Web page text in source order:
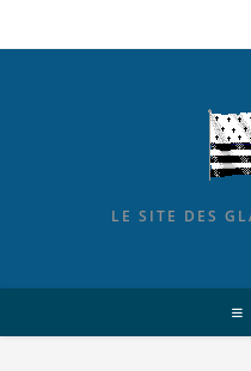
LE SITE DES